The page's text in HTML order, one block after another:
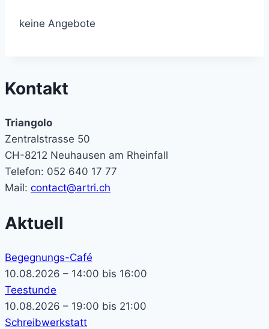
keine Angebote
Kontakt
Triangolo
Zentralstrasse 50
CH-8212 Neuhausen am Rheinfall
Telefon: 052 640 17 77
Mail: contact@artri.ch
Aktuell
Begegnungs-Café
10.08.2026 – 14:00 bis 16:00
Teestunde
10.08.2026 – 19:00 bis 21:00
Schreibwerkstatt